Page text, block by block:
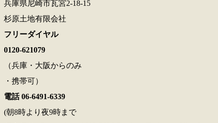
兵庫県尼崎市瓦宮2-18-15
杉原土地有限会社
フリーダイヤル
0120-621079
（兵庫・大阪からのみ
・携帯可）
電話 06-6491-6339
(朝8時より夜9時まで